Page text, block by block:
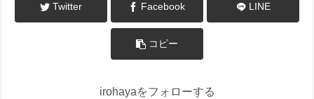
Twitter Facebook LINE
コピー
irohayaをフォローする